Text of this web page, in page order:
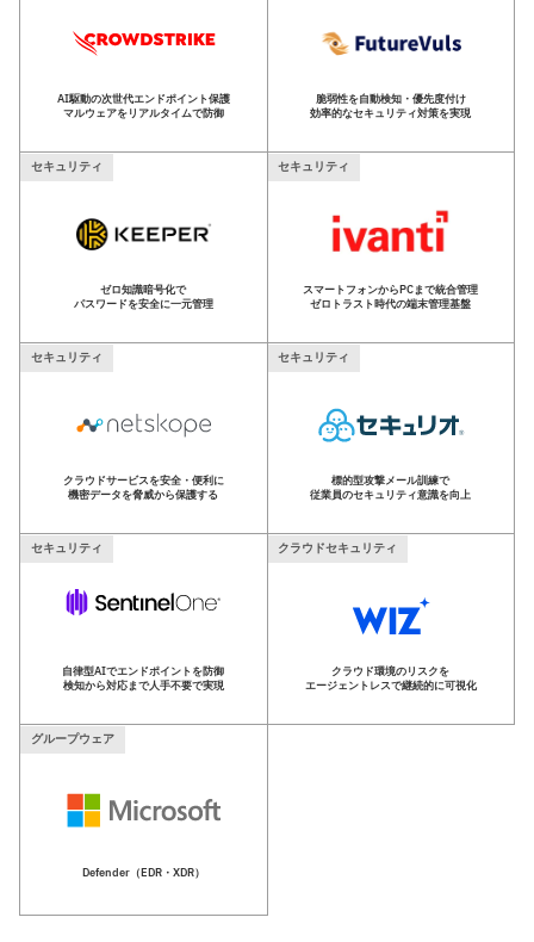
AI駆動の次世代エンドポイント保護
マルウェアをリアルタイムで防御
脆弱性を自動検知・優先度付け
効率的なセキュリティ対策を実現
セキュリティ
ゼロ知識暗号化で
パスワードを安全に一元管理
セキュリティ
スマートフォンからPCまで統合管理
ゼロトラスト時代の端末管理基盤
セキュリティ
クラウドサービスを安全・便利に
機密データを脅威から保護する
セキュリティ
標的型攻撃メール訓練で
従業員のセキュリティ意識を向上
セキュリティ
自律型AIでエンドポイントを防御
検知から対応まで人手不要で実現
クラウドセキュリティ
クラウド環境のリスクを
エージェントレスで継続的に可視化
グループウェア
Defender（EDR・XDR）